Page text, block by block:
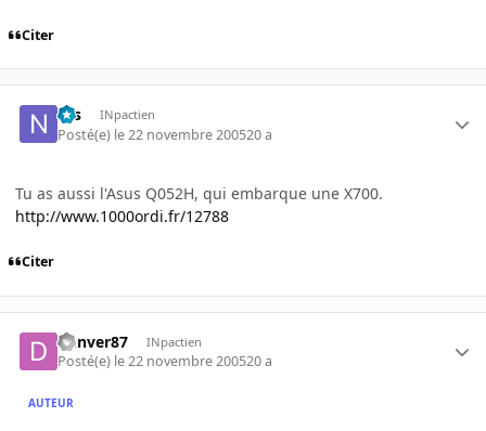
Citer
Nis INpactien
Posté(e) le 22 novembre 200520 a
Tu as aussi l'Asus Q052H, qui embarque une X700.
http://www.1000ordi.fr/12788
Citer
Denver87 INpactien
Posté(e) le 22 novembre 200520 a
AUTEUR